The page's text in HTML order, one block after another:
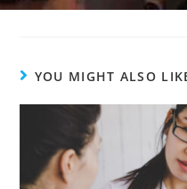
YOU MIGHT ALSO